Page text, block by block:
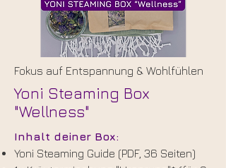
Fokus auf Entspannung & Wohlfühlen
Yoni Steaming Box
"Wellness"
Inhalt deiner Box:
Yoni Steaming Guide (PDF, 36 Seiten)